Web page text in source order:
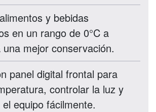
y bebidas
en un rango de 0°C a
una mejor conservación.
panel digital frontal para
controlar la luz y
equipo fácilmente.